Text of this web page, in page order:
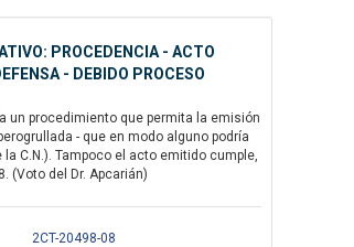
PROCEDENCIA - ACTO
- DEBIDO PROCESO
un procedimiento que permita la emisión
- que en modo alguno podría
C.N.). Tampoco el acto emitido cumple,
(Voto del Dr. Apcarián)
2CT-20498-08